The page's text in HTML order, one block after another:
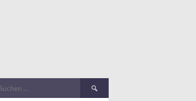
Suchen
nach: